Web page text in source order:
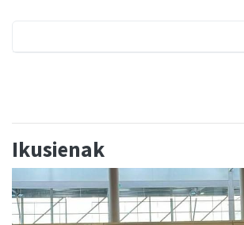
Ikusienak